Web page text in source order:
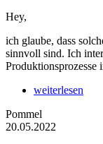
Hey,
ich glaube, dass
sinnvoll sind. Ich
Produktionsprozesse
weiterlesen
Pommel
20.05.2022